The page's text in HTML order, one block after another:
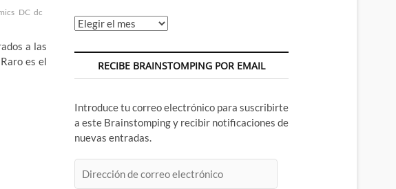
DC dc
a las
es el
Archivos
RECIBE BRAINSTOMPING POR EMAIL
Introduce tu correo electrónico para suscribirte
a este Brainstomping y recibir notificaciones de
nuevas entradas.
de